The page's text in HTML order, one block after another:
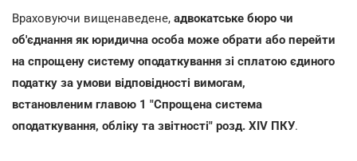
Враховуючи вищенаведене, адвокатське бюро чи
об'єднання як юридична особа може обрати або перейти
на спрощену систему оподаткування зі сплатою єдиного
податку за умови відповідності вимогам,
встановленим главою 1 "Спрощена система
оподаткування, обліку та звітності" розд. XIV ПКУ.